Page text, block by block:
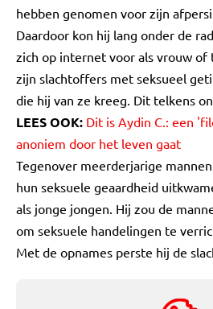
hebben genomen voor zijn
Daardoor kon hij lang onder de
zich op internet voor als vrouw of
zijn slachtoffers met seksueel
die hij van ze kreeg. Dit telkens
LEES OOK: Dit is Aydin C.: een
anoniem door het leven gaat
Tegenover meerderjarige
hun seksuele geaardheid
als jonge jongen. Hij zou de
om seksuele handelingen te
Met de opnames perste hij de